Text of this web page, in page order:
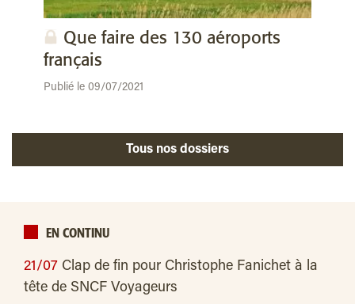
Que faire des 130 aéroports
français
Publié le 09/07/2021
Tous nos dossiers
EN CONTINU
21/07 Clap de fin pour Christophe Fanichet à la
tête de SNCF Voyageurs